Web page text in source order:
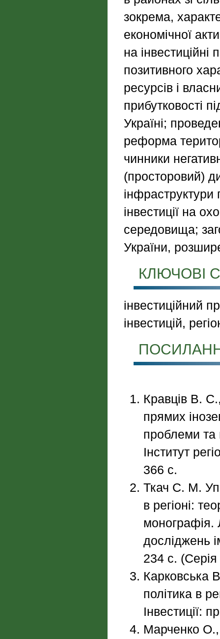
зокрема,
економічної
на інвестиційні
позитивного
ресурсів і
прибутковості
Україні;
реформа
чинники
(просторовий)
інфраструктури
інвестиції на
середовища;
України,
КЛЮЧОВІ
інвестиційний
інвестицій,
Кравців В.
прямих
проблеми та
Інститут
366 с.
Ткач С. М.
в регіоні:
монографія.
досліджень
234 с.
Карковська
політика в
Інвестиції:
Марченко О.,